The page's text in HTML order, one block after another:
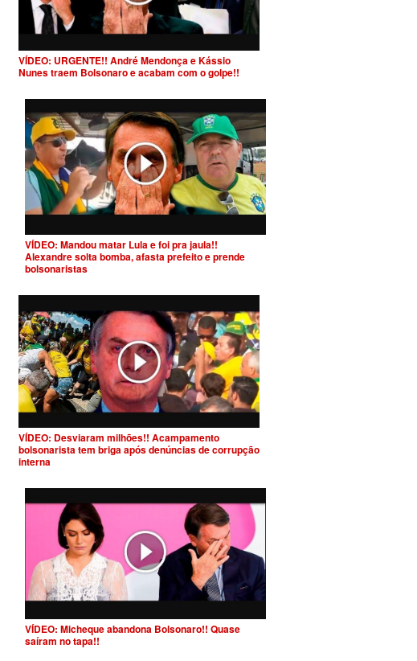
VÍDEO: URGENTE!! André Mendonça e Kássio
Nunes traem Bolsonaro e acabam com o golpe!!
VÍDEO: Mandou matar Lula e foi pra jaula!!
Alexandre solta bomba, afasta prefeito e prende
bolsonaristas
VÍDEO: Desviaram milhões!! Acampamento
bolsonarista tem briga após denúncias de corrupção
interna
VÍDEO: Micheque abandona Bolsonaro!! Quase
saíram no tapa!!